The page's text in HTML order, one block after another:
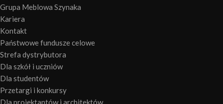
Grupa Meblowa Szynaka
Kariera
Kontakt
Państwowe fundusze celowe
Strefa dystrybutora
Dla szkół i uczniów
Dla studentów
Przetargi i konkursy
Dla projektantów i architektów